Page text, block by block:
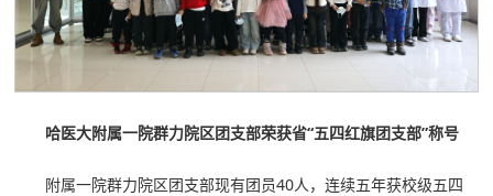
哈医大附属一院群力院区团支部荣获省“五四红旗团支部”称号
附属一院群力院区团支部现有团员40人，连续五年获校级五四